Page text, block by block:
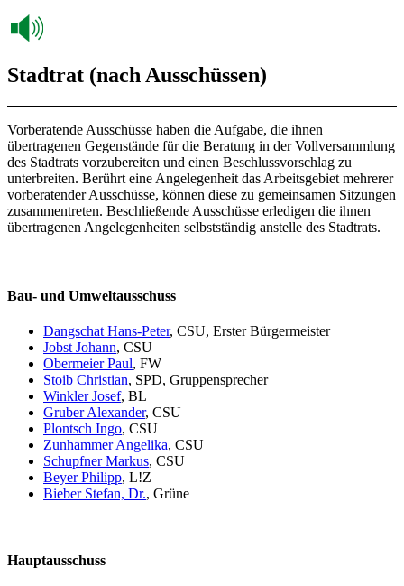
Stadtrat (nach Ausschüssen)
Vorberatende Ausschüsse haben die Aufgabe, die ihnen
übertragenen Gegenstände für die Beratung in der Vollversammlung
des Stadtrats vorzubereiten und einen Beschlussvorschlag zu
unterbreiten. Berührt eine Angelegenheit das Arbeitsgebiet mehrerer
vorberatender Ausschüsse, können diese zu gemeinsamen Sitzungen
zusammentreten. Beschließende Ausschüsse erledigen die ihnen
übertragenen Angelegenheiten selbstständig anstelle des Stadtrats.
Bau- und Umweltausschuss
Dangschat Hans-Peter, CSU, Erster Bürgermeister
Jobst Johann, CSU
Obermeier Paul, FW
Stoib Christian, SPD, Gruppensprecher
Winkler Josef, BL
Gruber Alexander, CSU
Plontsch Ingo, CSU
Zunhammer Angelika, CSU
Schupfner Markus, CSU
Beyer Philipp, L!Z
Bieber Stefan, Dr., Grüne
Hauptausschuss